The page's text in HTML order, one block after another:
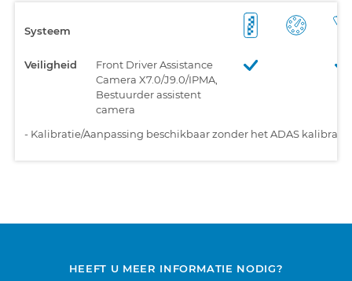
Systeem
Veiligheid
Front Driver Assistance
Camera X7.0/J9.0/IPMA,
Bestuurder assistent
camera
- Kalibratie/Aanpassing beschikbaar zonder het ADAS
HEEFT U MEER INFORMATIE NODIG?